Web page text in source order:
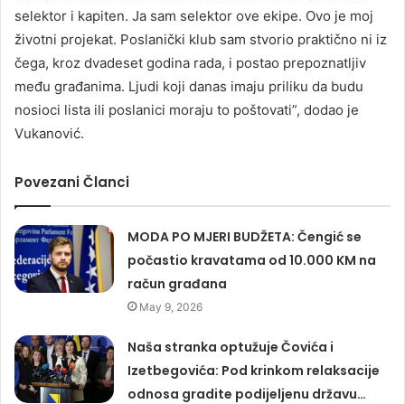
selektor i kapiten. Ja sam selektor ove ekipe. Ovo je moj
životni projekat. Poslanički klub sam stvorio praktično ni iz
čega, kroz dvadeset godina rada, i postao prepoznatljiv
među građanima. Ljudi koji danas imaju priliku da budu
nosioci lista ili poslanici moraju to poštovati”, dodao je
Vukanović.
Povezani Članci
MODA PO MJERI BUDŽETA: Čengić se
počastio kravatama od 10.000 KM na
račun građana
May 9, 2026
Naša stranka optužuje Čovića i
Izetbegovića: Pod krinkom relaksacije
odnosa gradite podijeljenu državu…